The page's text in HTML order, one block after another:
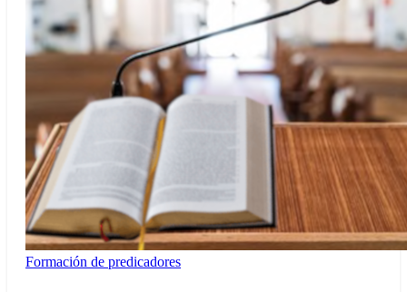
Formación de predicadores